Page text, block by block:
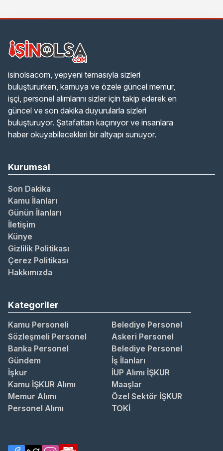
isinolsacom, yepyeni temasıyla sizleri
buluştururken, kamuya ve özele güncel memur,
işçi, personel alımlarını sizler için takip ederek en
güncel ve son dakika duyurularla sizleri
buluşturuyor. Şatafattan kaçınıyor ve insanlara
haber okuyabilecekleri bir altyapı sunuyor.
Kurumsal
Son Dakika
Kamu İlanları
Günün İlanları
İletişim
Künye
Gizlilik Politikası
Çerez Politikası
Hakkımızda
Kategoriler
Kamu Personeli
Belediye Personel
Sözleşmeli Personel
Askeri Personel
Banka Personel
Belediye Personel
Gündem
İş İlanları
İşkur
İUP Alımı İŞKUR
Kamu İŞKUR Alımı
Maaşlar
Memur Alımı
Özel Sektör İŞKUR
Personel Alımı
TOKİ